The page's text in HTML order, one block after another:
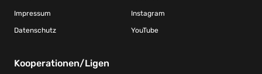
Impressum
Datenschutz
Instagram
YouTube
Kooperationen/Ligen